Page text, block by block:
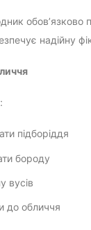
обов’язково
надійну
підборіддя
бороду
вусів
до обличчя